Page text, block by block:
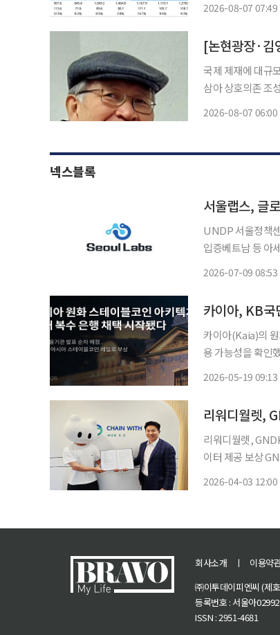
2026-08-07 07:49
[논현광장·김
국제 제재에 대규
삼아 상호의존 조성 분쟁의 역사를 보면, 정치가 막히고 이념이 충돌하는 막다른 골목에서의
2026-08-07 06:00
넥스블록
서울랩스, 글
UNDP 서울정책
입증베트남 등 아세안 인접국 확산 추진
2026-07-09 08:53
카이아, KB국
카이아(Kaia)의
용 가능성을 확인했다. 첫 공
2026-05-19 09:13
리워디월렛,
리워디월렛,
이터 제공 보상
2026-04-03 12:00
회사소개 ㅣ 이용약
㈜이투데이피엔씨 (제
등록번호 : 서울아
ISSN : 2951-4681